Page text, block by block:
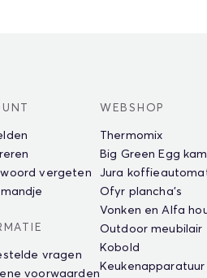
vergeten
vragen
voorwaarden
WEBSHOP
Thermomix
Big Green Egg
Jura
Ofyr plancha's
Vonken en Alfa
Outdoor meubilair
Kobold
Keukenapparatuur